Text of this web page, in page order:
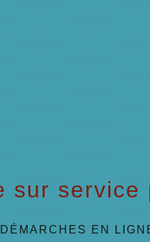
sur service
DÉMARCHES EN